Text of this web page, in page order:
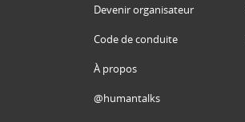
Devenir organisateur
Code de conduite
À propos
@humantalks